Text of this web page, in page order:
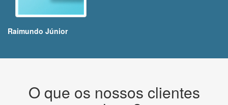
Raimundo Júnior
O que os nossos clientes